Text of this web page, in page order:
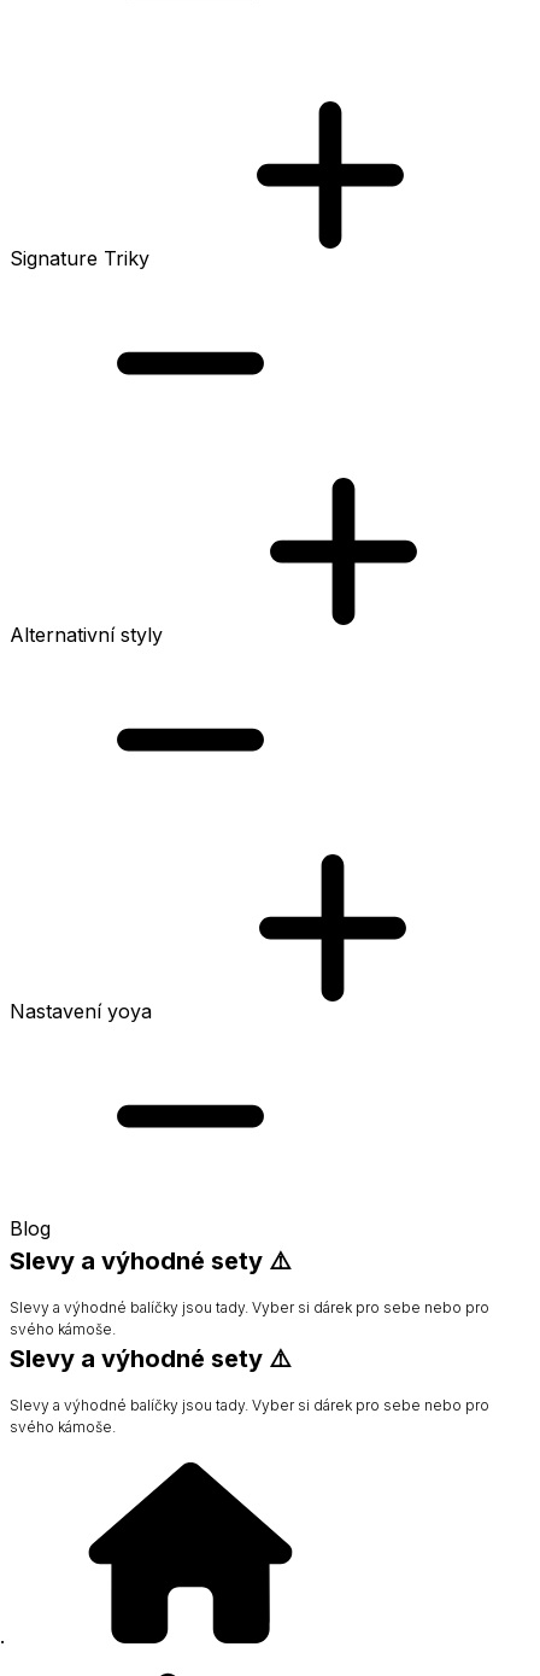
Signature Triky
Alternativní styly
Nastavení yoya
Blog
Slevy a výhodné sety ⚠️
Slevy a výhodné balíčky jsou tady. Vyber si dárek pro sebe nebo pro
svého kámoše.
Slevy a výhodné sety ⚠️
Slevy a výhodné balíčky jsou tady. Vyber si dárek pro sebe nebo pro
svého kámoše.